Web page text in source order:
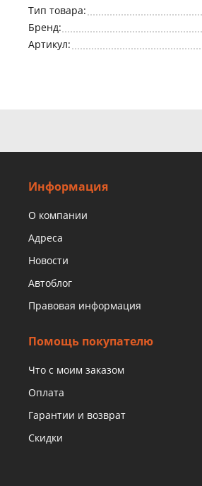
Тип товара:
Бренд:
Артикул:
Информация
О компании
Адреса
Новости
Автоблог
Правовая информация
Помощь покупателю
Что с моим заказом
Оплата
Гарантии и возврат
Скидки